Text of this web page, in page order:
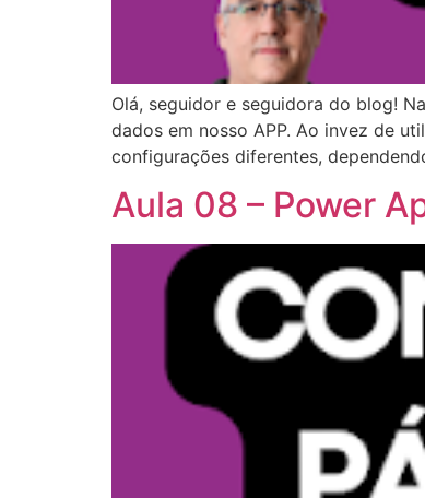
Olá, seguidor e seguidora do blog!
dados em nosso APP. Ao invez de
configurações diferentes,
Aula 08 – Power